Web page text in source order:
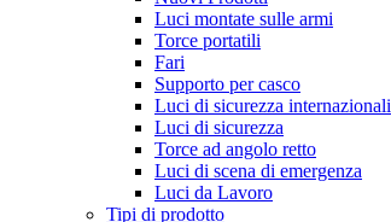
Luci montate sulle armi
Torce portatili
Fari
Supporto per casco
Luci di sicurezza internazionali
Luci di sicurezza
Torce ad angolo retto
Luci di scena di emergenza
Luci da Lavoro
Tipi di prodotto